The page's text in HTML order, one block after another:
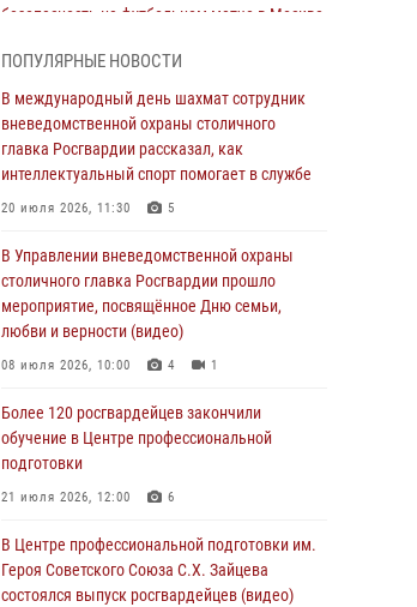
безопасность на футбольном матче в Москве
Столичные росгвардейцы задержали
мужчину, устроившего дебош в букмекерской
конторе (Видео)
05 августа 2026, 12:39
Московские росгвардейцы обеспечили
безопасность проведения футбольного матча
Кубка России (Видео)
05 августа 2026, 12:35 1
ознакомилась с передовыми методами
работы Росгвардии в Москве (видео)
04 августа 2026, 18:16
чемпионат по самбо и боевому самбо.
(видео)
04 августа 2026, 14:00 7 1
ПОПУЛЯРНЫЕ НОВОСТИ
В международный день шахмат сотрудник
вневедомственной охраны столичного
главка Росгвардии рассказал, как
интеллектуальный спорт помогает в службе
20 июля 2026, 11:30 5
В Управлении вневедомственной охраны
столичного главка Росгвардии прошло
мероприятие, посвящённое Дню семьи,
любви и верности (видео)
08 июля 2026, 10:00 4 1
Более 120 росгвардейцев закончили
обучение в Центре профессиональной
подготовки
21 июля 2026, 12:00 6
В Центре профессиональной подготовки им.
Героя Советского Союза С.Х. Зайцева
состоялся выпуск росгвардейцев (видео)